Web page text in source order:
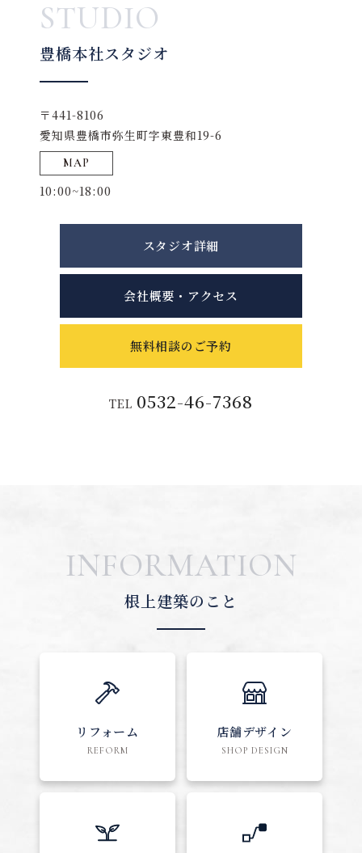
STUDIO
豊橋本社スタジオ
〒441-8106
愛知県豊橋市弥生町字東豊和19-6
MAP
10:00~18:00
スタジオ詳細
会社概要・アクセス
無料相談のご予約
TEL 0532-46-7368
INFORMATION
根上建築のこと
リフォーム
REFORM
店舗デザイン
SHOP DESIGN